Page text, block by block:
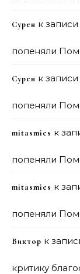
Сурен к записи
попеняли
Сурен к записи
попеняли
mitasmies к
попеняли
mitasmies к
попеняли
Виктор к
критику